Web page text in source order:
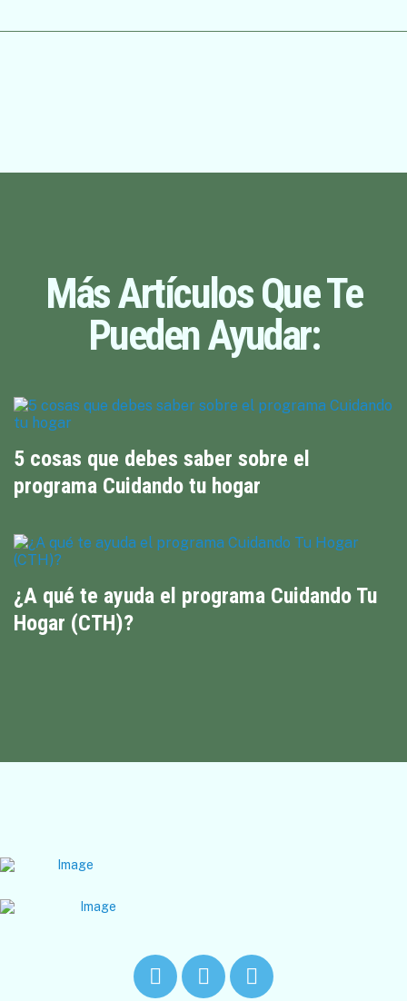
Más Artículos Que Te
Pueden Ayudar:
5 cosas que debes saber sobre el
programa Cuidando tu hogar
¿A qué te ayuda el programa Cuidando Tu
Hogar (CTH)?